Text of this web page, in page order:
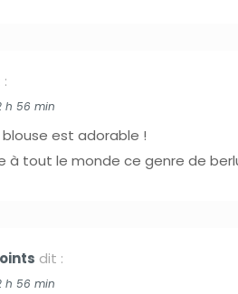
h 56 min
est adorable !
à tout le monde ce genre de
dit :
h 56 min